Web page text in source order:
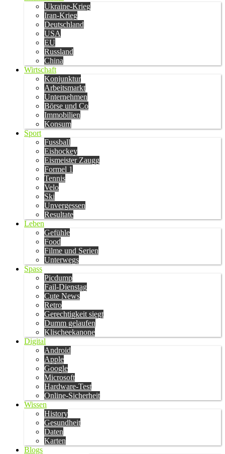
Ukraine-Krieg
Iran-Krieg
Deutschland
USA
EU
Russland
China
Wirtschaft
Konjunktur
Arbeitsmarkt
Unternehmen
Börse und Co
Immobilien
Konsum
Sport
Fussball
Eishockey
Eismeister Zaugg
Formel 1
Tennis
Velo
Ski
Unvergessen
Resultate
Leben
Gefühle
Food
Filme und Serien
Unterwegs
Spass
Picdump
Fail-Dienstag
Cute News
Retro
Gerechtigkeit siegt
Dumm gelaufen
Klischeekanone
Digital
Android
Apple
Google
Microsoft
Hardware-Test
Online-Sicherheit
Wissen
History
Gesundheit
Daten
Karten
Blogs